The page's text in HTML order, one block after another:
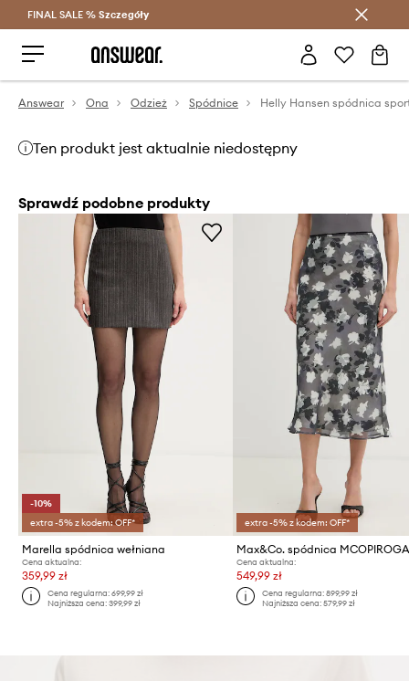
Oszczędzaj z Answear Club >
FINAL SALE % Szczegóły
Answear Ona Odzież Spódnice
Ten produkt jest aktualnie niedostępny
Sprawdź podobne produkty
-10%
extra -5% z kodem: OFF*
Marella spódnica wełniana
Cena aktualna:
359,99 zł
Cena regularna:699,99 zł
Najniższa cena:399,99 zł
extra -5% z kodem: OFF*
Max&Co. spódnica
Cena aktualna:
549,99 zł
Cena regularna: 899,99 zł
Najniższa cena: 579,99 zł